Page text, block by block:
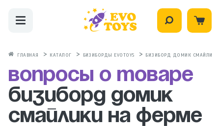
ГЛАВНАЯ КАТАЛОГ БИЗИБОРДЫ EVOTOYS БИЗИБОРД ДОМИК СМАЙЛИКИ
Вопросы о товаре
Бизиборд домик
Смайлики на ферме